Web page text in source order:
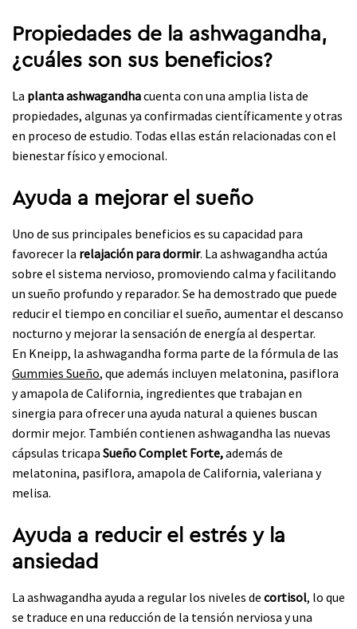
Propiedades de la ashwagandha,
¿cuáles son sus beneficios?
La planta ashwagandhacuenta con una amplia lista de
propiedades, algunas ya confirmadas científicamente y otras
en proceso de estudio. Todas ellas están relacionadas con el
bienestar físico y emocional.
Ayuda a mejorar el sueño
Uno de sus principales beneficios es su capacidad para
favorecer la relajación para dormir. La ashwagandha actúa
sobre el sistema nervioso, promoviendo calma y facilitando
un sueño profundo y reparador. Se ha demostrado que puede
reducir el tiempo en conciliar el sueño, aumentar el descanso
nocturno y mejorar la sensación de energía al despertar.
En Kneipp, la ashwagandha forma parte de la fórmula de las
Gummies Sueño, que además incluyen melatonina, pasiflora
y amapola de California, ingredientes que trabajan en
sinergia para ofrecer una ayuda natural a quienes buscan
dormir mejor. También contienen ashwagandha las nuevas
cápsulas tricapa Sueño Complet Forte,además de
melatonina, pasiflora, amapola de California, valeriana y
melisa.
Ayuda a reducir el estrés y la
ansiedad
La ashwagandha ayuda a regular los niveles de cortisol, lo que
se traduce en una reducción de la tensión nerviosa y una